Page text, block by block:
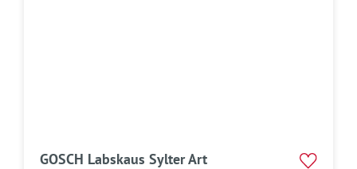
GOSCH Labskaus Sylter Art